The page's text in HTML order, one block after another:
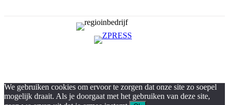
We gebruiken cookies om ervoor te zorgen dat onze site zo soepel
mogelijk draait. Als je doorgaat met het gebruiken van deze site,